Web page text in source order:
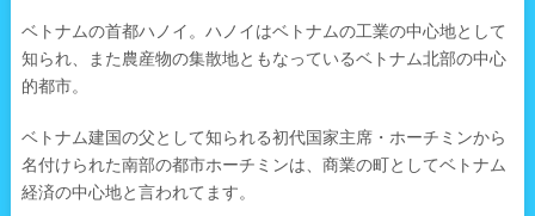
ベトナムの首都ハノイ。ハノイはベトナムの工業の中心地として
知られ、また農産物の集散地ともなっているベトナム北部の中心
的都市。
ベトナム建国の父として知られる初代国家主席・ホーチミンから
名付けられた南部の都市ホーチミンは、商業の町としてベトナム
経済の中心地と言われてます。